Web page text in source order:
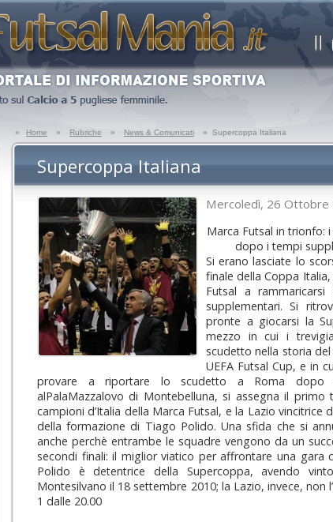
» Home » Rubriche » News & Comunicati » Supercoppa Italiana
Supercoppa Italiana
Mercoledì, 26 Ottobre
Marca Futsal in trionfo:
dopo i tempi
Si erano lasciate lo
finale della Coppa
Futsal a
supplementari. Si
pronte a giocarsi la
mezzo in cui i
scudetto nella storia del
UEFA Futsal Cup, e in
provare a riportare lo scudetto a Roma dopo
alPalaMazzalovo di Montebelluna, si assegna il
campioni d’Italia della Marca Futsal, e la Lazio vincitrice
della formazione di Tiago Polido. Una sfida che si
anche perchè entrambe le squadre vengono da un
secondi finali: il miglior viatico per affrontare una gara
Polido è detentrice della Supercoppa, avendo
Montesilvano il 18 settembre 2010; la Lazio, invece, non
1 dalle 20.00